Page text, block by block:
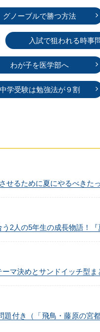
グノーブルで勝つ方法
入試で狙われる時事
わが子を医学部へ
中学受験は勉強法が９割
せるために夏にやるべきた
2人の5年生の成長物語！『
マ決めとサンドイッチ型ま
題付き（「飛鳥・藤原の